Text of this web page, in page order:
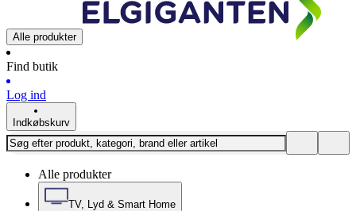
Alle produkter
Find butik
Log ind
Indkøbskurv
Alle produkter
TV, Lyd & Smart Home